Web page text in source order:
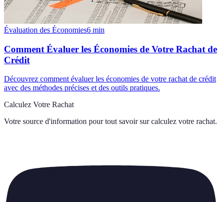
Évaluation des Économies6 min
Comment Évaluer les Économies de Votre Rachat de
Crédit
Découvrez comment évaluer les économies de votre rachat de crédit
avec des méthodes précises et des outils pratiques.
Calculez Votre Rachat
Votre source d'information pour tout savoir sur calculez votre rachat.